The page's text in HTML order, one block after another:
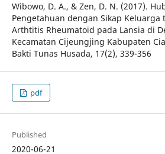
Wibowo, D. A., & Zen, D. N. (2017).
Pengetahuan dengan Sikap Keluarga
Arthtitis Rheumatoid pada Lansia di
Kecamatan Cijeungjing Kabupaten
Bakti Tunas Husada, 17(2), 339-356
pdf
Published
2020-06-21